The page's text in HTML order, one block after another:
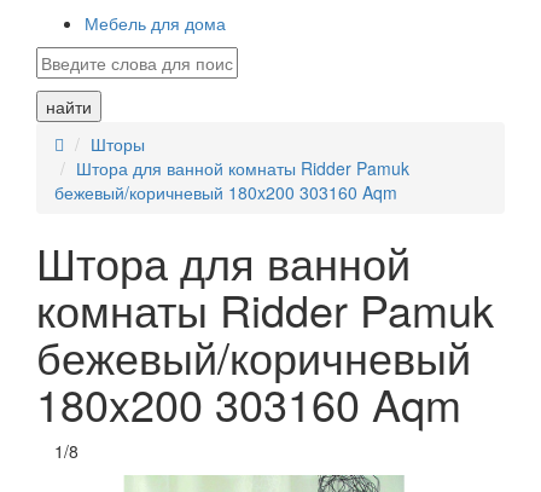
Мебель для дома
найти
Шторы
Штора для ванной комнаты Ridder Pamuk
бежевый/коричневый 180x200 303160 Aqm
Штора для ванной
комнаты Ridder Pamuk
бежевый/коричневый
180x200 303160 Aqm
1/8